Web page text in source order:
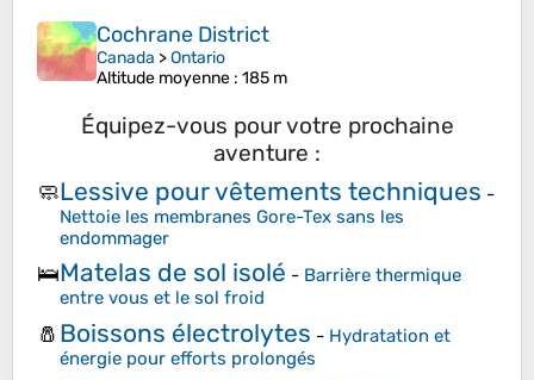
Cochrane District
Canada >Ontario
Altitude moyenne : 185 m
Équipez-vous pour votre prochaine
aventure :
🧼Lessive pour vêtements techniques -
Nettoie les membranes Gore-Tex sans les
endommager
🛌Matelas de sol isolé - Barrière thermique
entre vous et le sol froid
🧂 Boissons électrolytes - Hydratation et
énergie pour efforts prolongés